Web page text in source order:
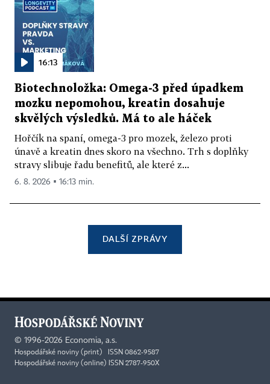
16:13
Biotechnoložka: Omega-3 před úpadkem
mozku nepomohou, kreatin dosahuje
skvělých výsledků. Má to ale háček
Hořčík na spaní, omega-3 pro mozek, železo proti
únavě a kreatin dnes skoro na všechno. Trh s doplňky
stravy slibuje řadu benefitů, ale které z...
6. 8. 2026 ▪ 16:13 min.
DALŠÍ ZPRÁVY
© 1996-2026 Economia, a.s.
Hospodářské noviny (print) ISSN 0862-9587
Hospodářské noviny (online) ISSN 2787-950X